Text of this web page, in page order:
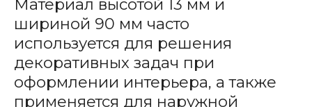
Материал высотой 13 мм и
шириной 90 мм часто
используется для решения
декоративных задач при
оформлении интерьера, а также
применяется для наружной